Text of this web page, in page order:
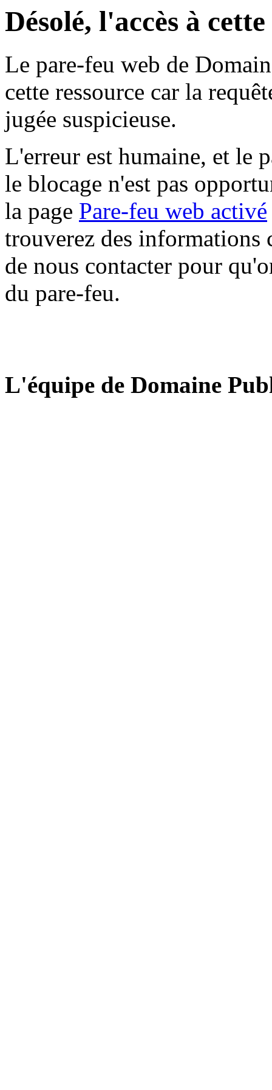
Désolé, l'accès à
Le pare-feu web de
cette ressource car la
jugée suspicieuse.
L'erreur est humaine, et le
le blocage n'est pas
la page Pare-feu web activé
trouverez des informations
de nous contacter pour
du pare-feu.
L'équipe de Domaine